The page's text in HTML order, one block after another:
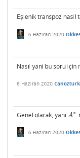
Eşlenik transpoz nasil
6 Haziran 2020
Nasıl yani bu soru
6 Haziran 2020 Canozturk
Genel olarak, yani A∗
A∗
6 Haziran 2020